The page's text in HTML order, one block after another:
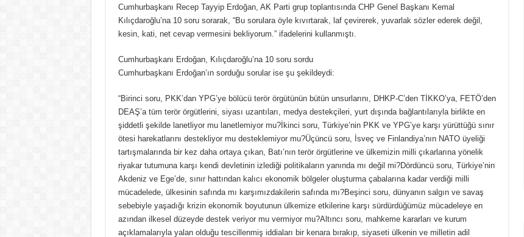
Cumhurbaşkanı Recep Tayyip Erdoğan, AK Parti grup toplantısında CHP Genel Başkanı Kemal
Kılıçdaroğlu’na 10 soru sorarak, “Bu sorulara öyle kıvırtarak, laf çevirerek, yuvarlak sözler ederek değil,
kesin, kati, net cevap vermesini bekliyorum.” ifadelerini kullanmıştı.
Cumhurbaşkanı Erdoğan, Kılıçdaroğlu’na 10 soru sordu
Cumhurbaşkanı Erdoğan’ın sorduğu sorular ise şu şekildeydi:
“Birinci soru, PKK’dan YPG’ye bölücü terör örgütünün bütün unsurlarını, DHKP-C’den TİKKO’ya, FETÖ’den
DEAŞ’a tüm terör örgütlerini, siyası uzantıları, medya destekçileri, yurt dışında bağlantılarıyla birlikte en
şiddetli şekilde lanetliyor mu lanetlemiyor mu?İkinci soru, Türkiye’nin PKK ve YPG’ye karşı yürüttüğü sınır
ötesi harekatlarını destekliyor mu desteklemiyor mu?Üçüncü soru, İsveç ve Finlandiya’nın NATO üyeliği
tartışmalarında bir kez daha ortaya çıkan, Batı’nın terör örgütlerine ve ülkemizin milli çıkarlarına yönelik
riyakar tutumuna karşı kendi devletinin izlediği politikaların yanında mı değil mi?Dördüncü soru, Türkiye’nin
Akdeniz ve Ege’de, sınır hattından kalıcı ekonomik bölgeler oluşturma çabalarına kadar verdiği milli
mücadelede, ülkesinin safında mı karşımızdakilerin safında mı?Beşinci soru, dünyanın salgın ve savaş
sebebiyle yaşadığı krizin ekonomik boyutunun ülkemize etkilerine karşı sürdürdüğümüz mücadeleye en
azından ilkesel düzeyde destek veriyor mu vermiyor mu?Altıncı soru, mahkeme kararları ve kurum
açıklamalarıyla yalan olduğu tescillenmiş iddiaları bir kenara bırakıp, siyaseti ülkenin ve milletin adil